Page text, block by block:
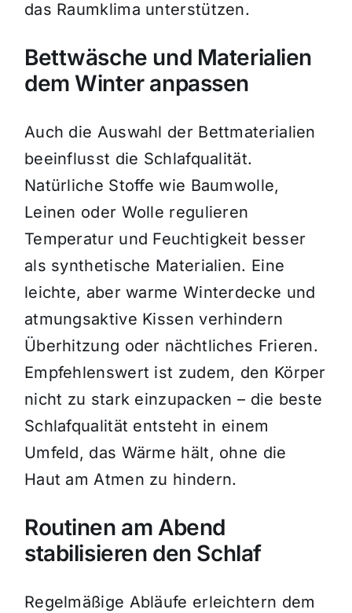
das Raumklima unterstützen.
Bettwäsche und Materialien
dem Winter anpassen
Auch die Auswahl der Bettmaterialien
beeinflusst die Schlafqualität.
Natürliche Stoffe wie Baumwolle,
Leinen oder Wolle regulieren
Temperatur und Feuchtigkeit besser
als synthetische Materialien. Eine
leichte, aber warme Winterdecke und
atmungsaktive Kissen verhindern
Überhitzung oder nächtliches Frieren.
Empfehlenswert ist zudem, den Körper
nicht zu stark einzupacken – die beste
Schlafqualität entsteht in einem
Umfeld, das Wärme hält, ohne die
Haut am Atmen zu hindern.
Routinen am Abend
stabilisieren den Schlaf
Regelmäßige Abläufe erleichtern dem